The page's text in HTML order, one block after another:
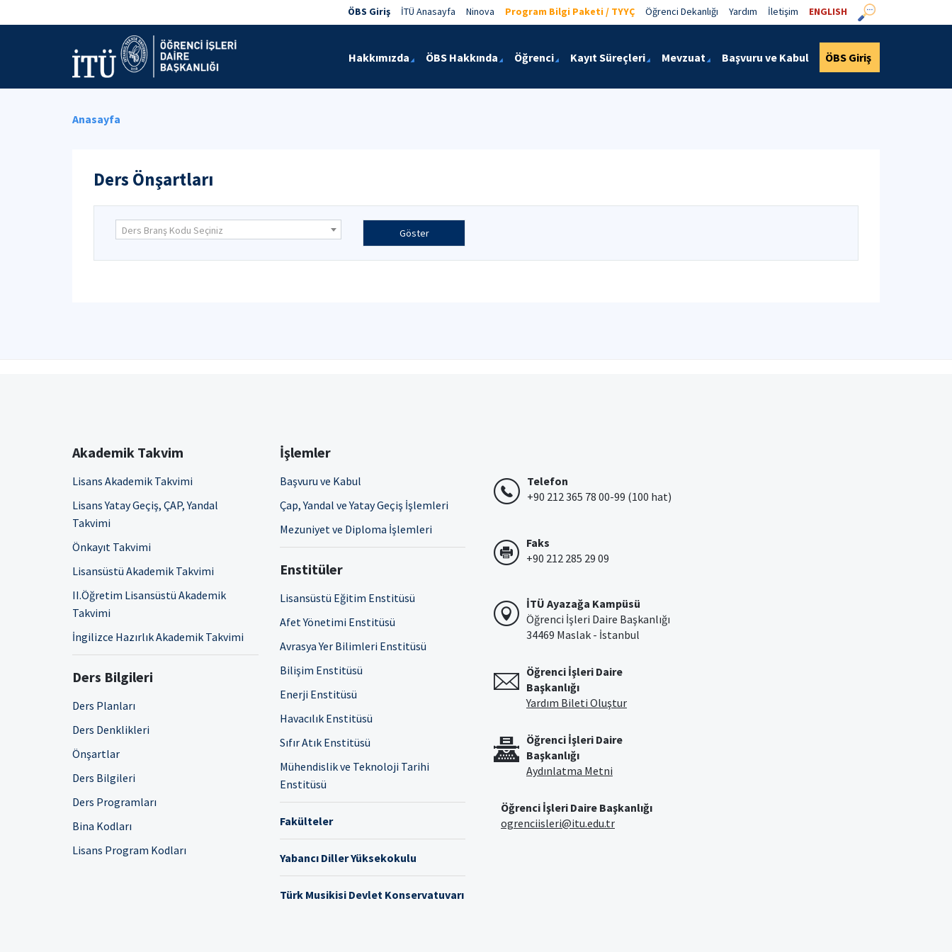
ÖBS Giriş İTÜ Anasayfa Ninova Program Bilgi Paketi / TYYÇ Öğrenci Dekanlığı Yardım İletişim ENGLISH
Hakkımızda ÖBS Hakkında Öğrenci Kayıt Süreçleri Mevzuat Başvuru ve Kabul ÖBS Giriş
Anasayfa
Ders Önşartları
Ders Branş Kodu Seçiniz Göster
Akademik Takvim
Lisans Akademik Takvimi
Lisans Yatay Geçiş, ÇAP, Yandal
Takvimi
Önkayıt Takvimi
Lisansüstü Akademik Takvimi
II.Öğretim Lisansüstü Akademik
Takvimi
İngilizce Hazırlık Akademik Takvimi
Ders Bilgileri
Ders Planları
Ders Denklikleri
Önşartlar
Ders Bilgileri
Ders Programları
Bina Kodları
Lisans Program Kodları
İşlemler
Başvuru ve Kabul
Çap, Yandal ve Yatay Geçiş İşlemleri
Mezuniyet ve Diploma İşlemleri
Enstitüler
Lisansüstü Eğitim Enstitüsü
Afet Yönetimi Enstitüsü
Avrasya Yer Bilimleri Enstitüsü
Bilişim Enstitüsü
Enerji Enstitüsü
Havacılık Enstitüsü
Sıfır Atık Enstitüsü
Mühendislik ve Teknoloji Tarihi
Enstitüsü
Fakülteler
Yabancı Diller Yüksekokulu
Türk Musikisi Devlet Konservatuvarı
Telefon
+90 212 365 78 00-99 (100 hat)
Faks
+90 212 285 29 09
İTÜ Ayazağa Kampüsü
Öğrenci İşleri Daire Başkanlığı
34469 Maslak - İstanbul
Öğrenci İşleri Daire
Başkanlığı
Yardım Bileti Oluştur
Öğrenci İşleri Daire
Başkanlığı
Aydınlatma Metni
Öğrenci İşleri Daire Başkanlığı
ogrenciisleri@itu.edu.tr